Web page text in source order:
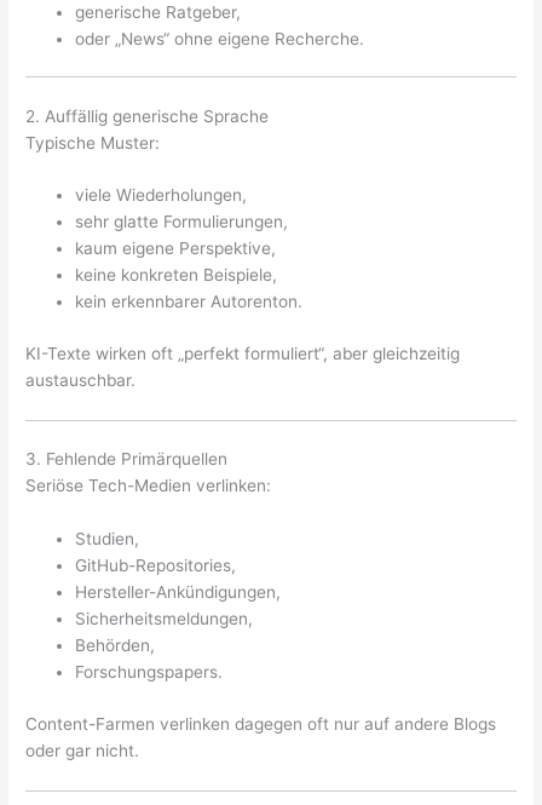
generische Ratgeber,
oder „News“ ohne eigene Recherche.
2. Auffällig generische Sprache
Typische Muster:
viele Wiederholungen,
sehr glatte Formulierungen,
kaum eigene Perspektive,
keine konkreten Beispiele,
kein erkennbarer Autorenton.
KI-Texte wirken oft „perfekt formuliert“, aber gleichzeitig
austauschbar.
3. Fehlende Primärquellen
Seriöse Tech-Medien verlinken:
Studien,
GitHub-Repositories,
Hersteller-Ankündigungen,
Sicherheitsmeldungen,
Behörden,
Forschungspapers.
Content-Farmen verlinken dagegen oft nur auf andere Blogs
oder gar nicht.